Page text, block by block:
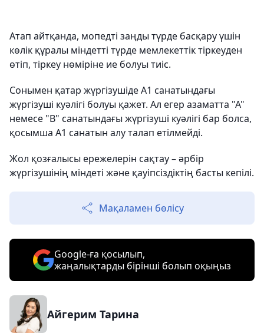
Атап айтқанда, мопедті заңды түрде басқару үшін
көлік құралы міндетті түрде мемлекеттік тіркеуден
өтіп, тіркеу нөміріне ие болуы тиіс.
Сонымен қатар жүргізушіде А1 санатындағы
жүргізуші куәлігі болуы қажет. Ал егер азаматта "А"
немесе "В" санатындағы жүргізуші куәлігі бар болса,
қосымша А1 санатын алу талап етілмейді.
Жол қозғалысы ережелерін сақтау – әрбір
жүргізушінің міндеті және қауіпсіздіктің басты кепілі.
Мақаламен бөлісу
Google-ға қосылып,
жаңалықтарды бірінші болып оқыңыз
Айгерим Тарина